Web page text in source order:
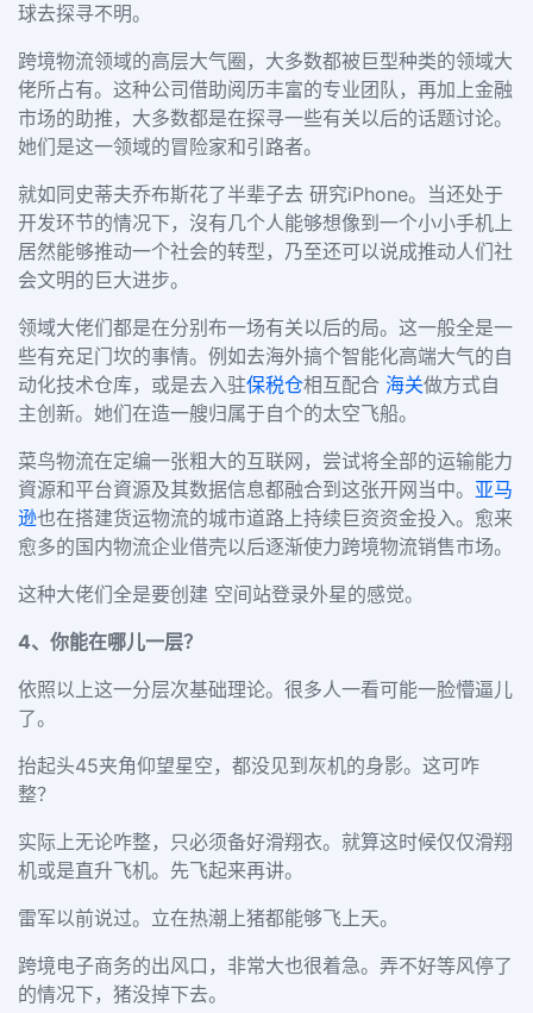
球去探寻不明。
跨境物流领域的高层大气圈，大多数都被巨型种类的领域大
佬所占有。这种公司借助阅历丰富的专业团队，再加上金融
市场的助推，大多数都是在探寻一些有关以后的话题讨论。
她们是这一领域的冒险家和引路者。
就如同史蒂夫乔布斯花了半辈子去 研究iPhone。当还处于
开发环节的情况下，沒有几个人能够想像到一个小小手机上
居然能够推动一个社会的转型，乃至还可以说成推动人们社
会文明的巨大进步。
领域大佬们都是在分别布一场有关以后的局。这一般全是一
些有充足门坎的事情。例如去海外搞个智能化高端大气的自
动化技术仓库，或是去入驻保税仓相互配合 海关做方式自
主创新。她们在造一艘归属于自个的太空飞船。
菜鸟物流在定编一张粗大的互联网，尝试将全部的运输能力
資源和平台資源及其数据信息都融合到这张开网当中。 亚马
逊也在搭建货运物流的城市道路上持续巨资资金投入。愈来
愈多的国内物流企业借壳以后逐渐使力跨境物流销售市场。
这种大佬们全是要创建 空间站登录外星的感觉。
4、你能在哪儿一层？
依照以上这一分层次基础理论。很多人一看可能一脸懵逼儿
了。
抬起头45夹角仰望星空，都没见到灰机的身影。这可咋
整？
实际上无论咋整，只必须备好滑翔衣。就算这时候仅仅滑翔
机或是直升飞机。先飞起来再讲。
雷军以前说过。立在热潮上猪都能够飞上天。
跨境电子商务的出风口，非常大也很着急。弄不好等风停了
的情况下，猪没掉下去。